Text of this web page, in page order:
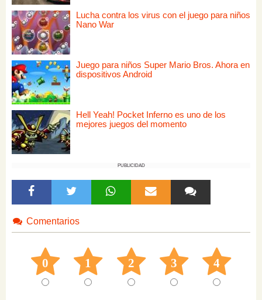
Lucha contra los virus con el juego para niños
Nano War
Juego para niños Super Mario Bros. Ahora en
dispositivos Android
Hell Yeah! Pocket Inferno es uno de los
mejores juegos del momento
PUBLICIDAD
Comentarios
0 1 2 3 4